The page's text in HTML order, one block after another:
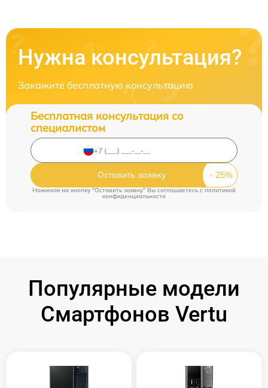
Нужна консультация?
Закажите бесплатную консультацию
Бесплатная консультация со
специалистом
Оставить заявку
Нажимая на кнопку "Оставить заявку" Вы соглашаетесь cполитикой
конфиденциальности
Популярные модели
Смартфонов Vertu